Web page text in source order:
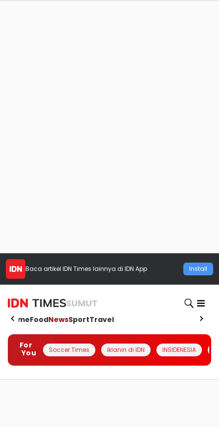
Baca artikel IDN Times lainnya di IDN App Install
SUMUT
HomeFoodNewsSportTravel
For
You
Soccer Times Iklanin di IDN INSIDENESIA